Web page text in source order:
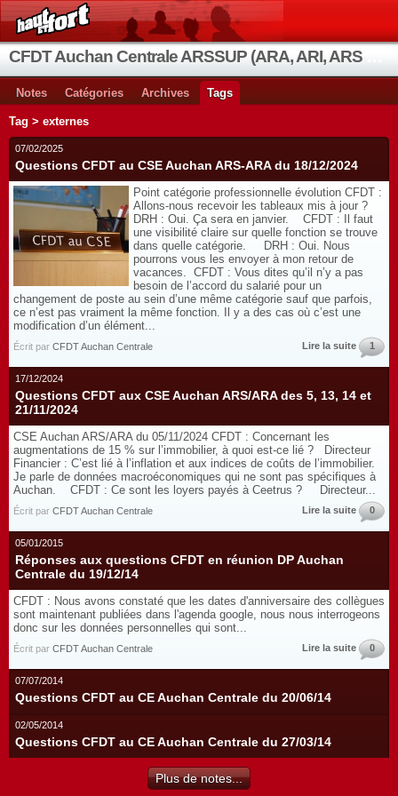
Notes Catégories Archives Tags
Tag > externes
07/02/2025
Questions CFDT au CSE Auchan ARS-ARA du 18/12/2024
Point catégorie professionnelle évolution CFDT :
Allons-nous recevoir les tableaux mis à jour ?
DRH : Oui. Ça sera en janvier. CFDT : Il faut
une visibilité claire sur quelle fonction se trouve
dans quelle catégorie. DRH : Oui. Nous
pourrons vous les envoyer à mon retour de
vacances. CFDT : Vous dites qu’il n’y a pas
besoin de l’accord du salarié pour un
changement de poste au sein d’une même catégorie sauf que parfois,
ce n’est pas vraiment la même fonction. Il y a des cas où c’est une
modification d’un élément...
Écrit par CFDT Auchan Centrale Lire la suite 1
17/12/2024
Questions CFDT aux CSE Auchan ARS/ARA des 5, 13, 14 et
21/11/2024
CSE Auchan ARS/ARA du 05/11/2024 CFDT : Concernant les
augmentations de 15 % sur l’immobilier, à quoi est-ce lié ? Directeur
Financier : C’est lié à l’inflation et aux indices de coûts de l’immobilier.
Je parle de données macroéconomiques qui ne sont pas spécifiques à
Auchan. CFDT : Ce sont les loyers payés à Ceetrus ? Directeur...
Écrit par CFDT Auchan Centrale Lire la suite 0
05/01/2015
Réponses aux questions CFDT en réunion DP Auchan
Centrale du 19/12/14
CFDT : Nous avons constaté que les dates d'anniversaire des collègues
sont maintenant publiées dans l'agenda google, nous nous interrogeons
donc sur les données personnelles qui sont...
Écrit par CFDT Auchan Centrale Lire la suite 0
07/07/2014
Questions CFDT au CE Auchan Centrale du 20/06/14
02/05/2014
Questions CFDT au CE Auchan Centrale du 27/03/14
Plus de notes...